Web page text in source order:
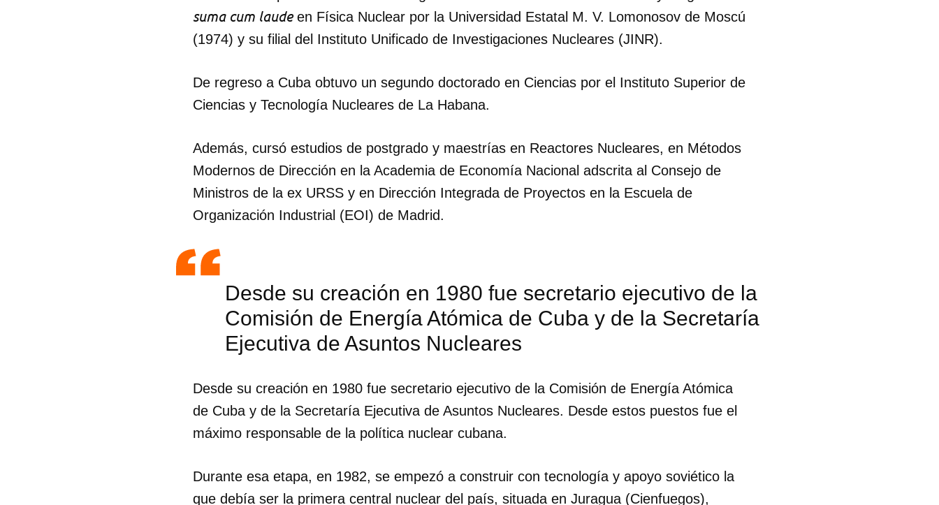
suma cum laudeen Física Nuclear por la Universidad Estatal M. V. Lomonosov de Moscú
(1974) y su filial del Instituto Unificado de Investigaciones Nucleares (JINR).
De regreso a Cuba obtuvo un segundo doctorado en Ciencias por el Instituto Superior de
Ciencias y Tecnología Nucleares de La Habana.
Además, cursó estudios de postgrado y maestrías en Reactores Nucleares, en Métodos
Modernos de Dirección en la Academia de Economía Nacional adscrita al Consejo de
Ministros de la ex URSS y en Dirección Integrada de Proyectos en la Escuela de
Organización Industrial (EOI) de Madrid.
Desde su creación en 1980 fue secretario ejecutivo de la
Comisión de Energía Atómica de Cuba y de la Secretaría
Ejecutiva de Asuntos Nucleares
Desde su creación en 1980 fue secretario ejecutivo de la Comisión de Energía Atómica
de Cuba y de la Secretaría Ejecutiva de Asuntos Nucleares. Desde estos puestos fue el
máximo responsable de la política nuclear cubana.
Durante esa etapa, en 1982, se empezó a construir con tecnología y apoyo soviético la
que debía ser la primera central nuclear del país, situada en Juragua (Cienfuegos),